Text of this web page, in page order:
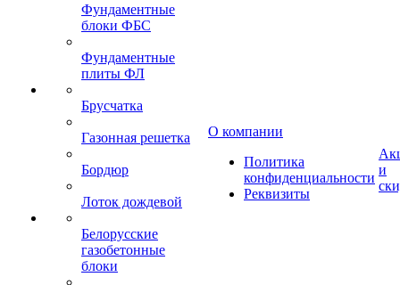
Фундаментные
блоки ФБС
Фундаментные
плиты ФЛ
Брусчатка
Газонная решетка
Бордюр
Лоток дождевой
Белорусские
газобетонные
блоки
О компании
Политика
конфиденциальности
Реквизиты
и